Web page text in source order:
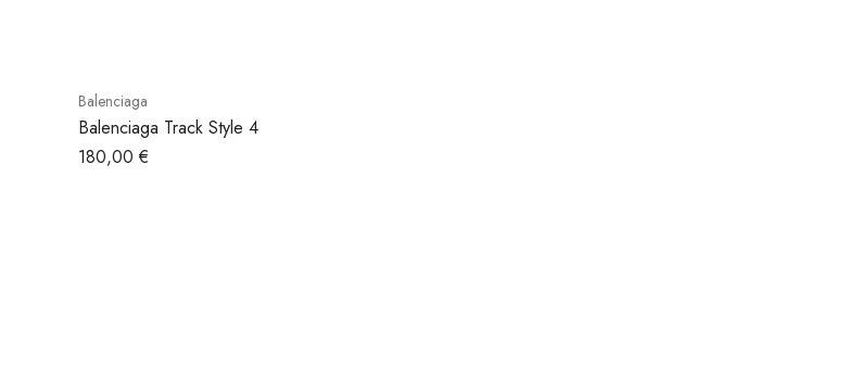
Balenciaga
Balenciaga Track Style 4
180,00€